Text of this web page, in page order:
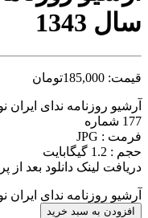
سال 1343
قیمت: 185,000تومان
آرشیو روزنامه ندای ایران
177 شماره
فرمت : JPG
حجم : 1.2 گیگابایت
دریافت لینک دانلود بعد از
آرشیو روزنامه ندای ایران نوین
افزودن به سبد خرید